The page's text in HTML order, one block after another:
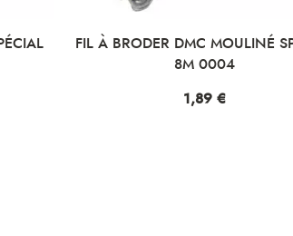
FIL À BRODER DMC MOULINÉ SPÉCIAL
8M 0004